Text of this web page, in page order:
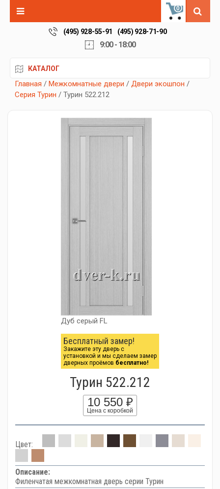
0
(495) 928-55-91 (495) 928-71-90
9:00 - 18:00
КАТАЛОГ
Главная / Межкомнатные двери / Двери экошпон /
Серия Турин / Турин 522.212
Дуб серый FL
Бесплатный замер!
Закажите эту дверь с
установкой и мы сделаем замер
дверных проёмов бесплатно!
Турин 522.212
10 550 ₽
Цена с коробкой
Цвет:
Описание:
Филенчатая межкомнатная дверь серии Турин